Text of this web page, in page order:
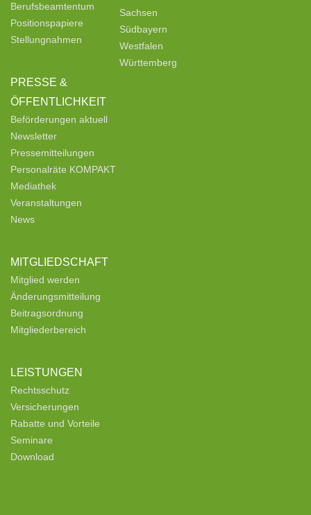
Berufsbeamtentum
Positionspapiere
Stellungnahmen
PRESSE &
ÖFFENTLICHKEIT
Beförderungen aktuell
Newsletter
Pressemitteilungen
Personalräte KOMPAKT
Mediathek
Veranstaltungen
News
MITGLIEDSCHAFT
Mitglied werden
Änderungsmitteilung
Beitragsordnung
Mitgliederbereich
LEISTUNGEN
Rechtsschutz
Versicherungen
Rabatte und Vorteile
Seminare
Download
Sachsen
Südbayern
Westfalen
Württemberg